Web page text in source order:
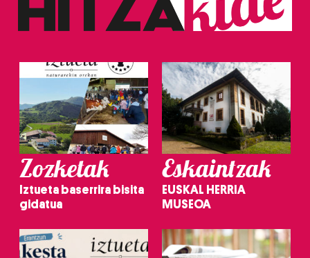
Zozketak
Iztueta baserrira bisita
gidatua
Eskaintzak
EUSKAL HERRIA
MUSEOA